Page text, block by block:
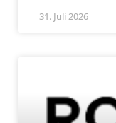
31. Juli 2026